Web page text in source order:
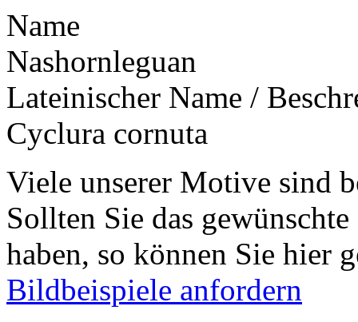
Name
Nashornleguan
Lateinischer Name /
Cyclura cornuta
Viele unserer Motive sind
Sollten Sie das
haben, so können Sie hier
Bildbeispiele anfordern